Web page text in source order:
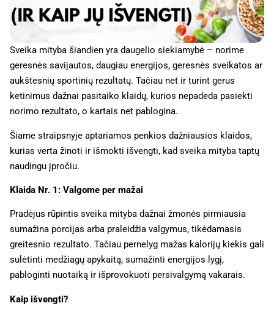
Sveika mityba šiandien yra daugelio siekiamybė – norime
geresnės savijautos, daugiau energijos, geresnės sveikatos ar
aukštesnių sportinių rezultatų. Tačiau net ir turint gerus
ketinimus dažnai pasitaiko klaidų, kurios nepadeda pasiekti
norimo rezultato, o kartais net pablogina.
Šiame straipsnyje aptariamos penkios dažniausios klaidos,
kurias verta žinoti ir išmokti išvengti, kad sveika mityba taptų
naudingu įpročiu.
Klaida Nr. 1: Valgome per mažai
Pradėjus rūpintis sveika mityba dažnai žmonės pirmiausia
sumažina porcijas arba praleidžia valgymus, tikėdamasis
greitesnio rezultato. Tačiau pernelyg mažas kalorijų kiekis gali
sulėtinti medžiagų apykaitą, sumažinti energijos lygį,
pabloginti nuotaiką ir išprovokuoti persivalgymą vakarais.
Kaip išvengti?